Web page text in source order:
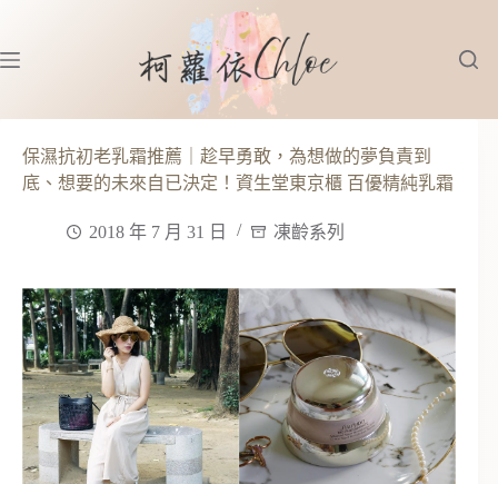
主
內
保濕抗初老乳霜推薦｜趁早勇敢，為想做的夢負責到
底、想要的未來自已決定！資生堂東京櫃 百優精純乳霜
2018 年 7 月 31 日 凍齡系列